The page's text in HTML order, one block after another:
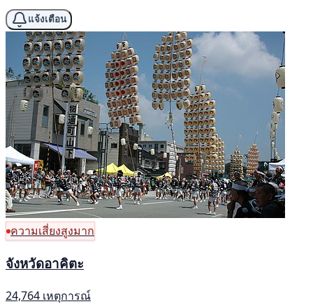
แจ้งเตือน
ความเสี่ยงสูงมาก
จังหวัดอาคิตะ
24,764 เหตุการณ์